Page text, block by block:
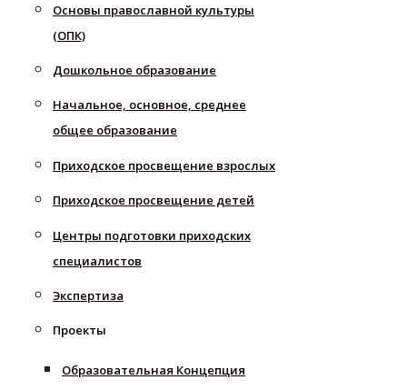
Основы православной культуры
(ОПК)
Дошкольное образование
Начальное, основное, среднее
общее образование
Приходское просвещение взрослых
Приходское просвещение детей
Центры подготовки приходских
специалистов
Экспертиза
Проекты
Образовательная Концепция